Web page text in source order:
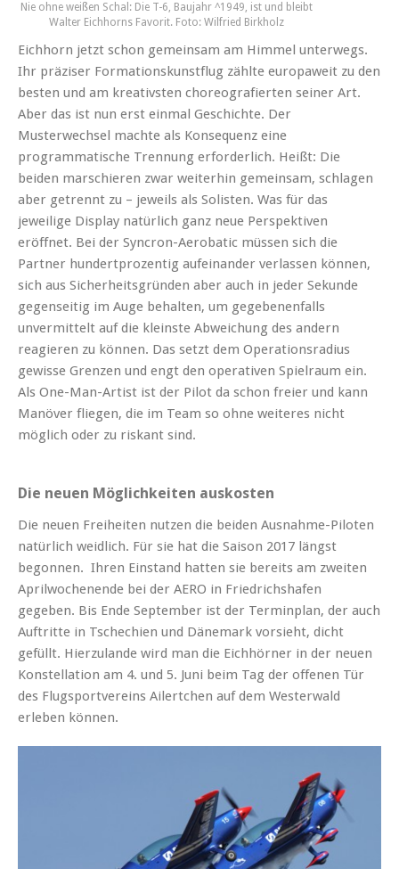
Nie ohne weißen Schal: Die T-6, Baujahr ^1949, ist und bleibt
Walter Eichhorns Favorit. Foto: Wilfried Birkholz
Eichhorn jetzt schon gemeinsam am Himmel unterwegs.
Ihr präziser Formationskunstflug zählte europaweit zu den
besten und am kreativsten choreografierten seiner Art.
Aber das ist nun erst einmal Geschichte. Der
Musterwechsel machte als Konsequenz eine
programmatische Trennung erforderlich. Heißt: Die
beiden marschieren zwar weiterhin gemeinsam, schlagen
aber getrennt zu – jeweils als Solisten. Was für das
jeweilige Display natürlich ganz neue Perspektiven
eröffnet. Bei der Syncron-Aerobatic müssen sich die
Partner hundertprozentig aufeinander verlassen können,
sich aus Sicherheitsgründen aber auch in jeder Sekunde
gegenseitig im Auge behalten, um gegebenenfalls
unvermittelt auf die kleinste Abweichung des andern
reagieren zu können. Das setzt dem Operationsradius
gewisse Grenzen und engt den operativen Spielraum ein.
Als One-Man-Artist ist der Pilot da schon freier und kann
Manöver fliegen, die im Team so ohne weiteres nicht
möglich oder zu riskant sind.
Die neuen Möglichkeiten auskosten
Die neuen Freiheiten nutzen die beiden Ausnahme-Piloten
natürlich weidlich. Für sie hat die Saison 2017 längst
begonnen. Ihren Einstand hatten sie bereits am zweiten
Aprilwochenende bei der AERO in Friedrichshafen
gegeben. Bis Ende September ist der Terminplan, der auch
Auftritte in Tschechien und Dänemark vorsieht, dicht
gefüllt. Hierzulande wird man die Eichhörner in der neuen
Konstellation am 4. und 5. Juni beim Tag der offenen Tür
des Flugsportvereins Ailertchen auf dem Westerwald
erleben können.